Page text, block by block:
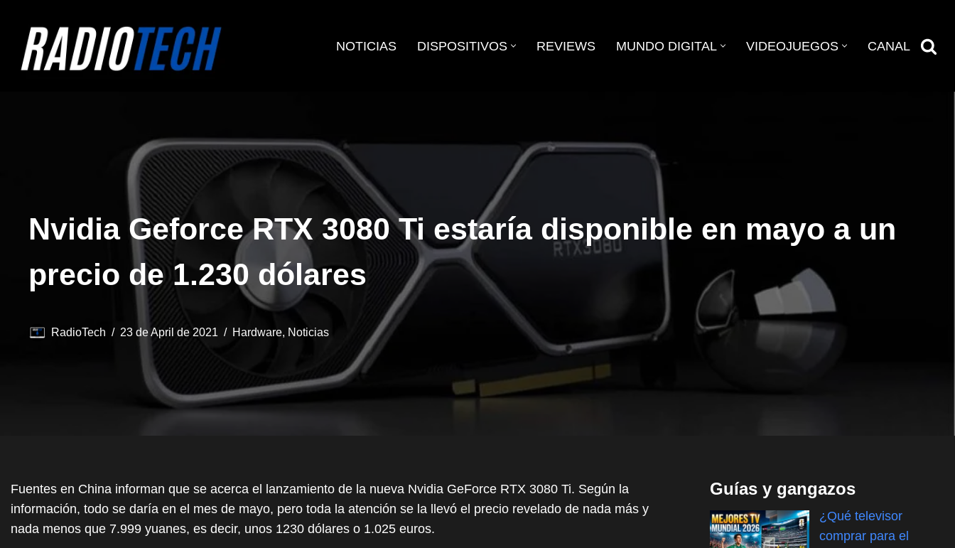
Skip
NOTICIAS DISPOSITIVOS REVIEWS MUNDO DIGITAL VIDEOJUEGOS CANAL
Nvidia Geforce RTX 3080 Ti estaría disponible en mayo a un
precio de 1.230 dólares
RadioTech 23 de April de 2021 Hardware, Noticias
Fuentes en China informan que se acerca el lanzamiento de la nueva Nvidia GeForce RTX 3080 Ti. Según la
información, todo se daría en el mes de mayo, pero toda la atención se la llevó el precio revelado de nada más y
nada menos que 7.999 yuanes, es decir, unos 1230 dólares o 1.025 euros.
Guías y gangazos
¿Qué televisor
comprar para el